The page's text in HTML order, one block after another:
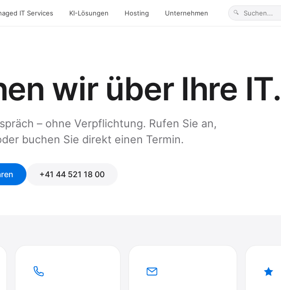
IT Services KI-Lösungen Hosting Unternehmen
wir über Ihre IT.
– ohne Verpflichtung. Rufen Sie an,
buchen Sie direkt einen Termin.
+41 44 521 18 00